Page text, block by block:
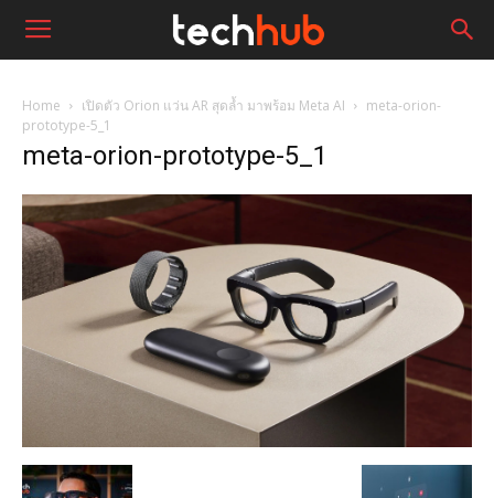
Home เปิดตัว Orion แว่น AR สุดล้ำ มาพร้อม Meta AI
meta-orion-
prototype-5_1
meta-orion-prototype-5_1